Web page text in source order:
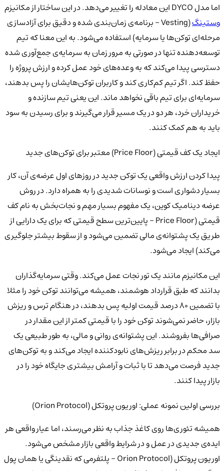
اما مدل DYCO این معادله را تغییر می‌دهد. در این ساختار از مکانیزم
وستینگ
(Vesting - برنامه‌ی زمان‌بندی شده و دقیق برای آزادسازی
مرحله‌ای توکن‌ها یا سرمایه) استفاده می‌شود. به این معنا که تیم
توسعه‌دهنده تنها در صورتی به مرور زمان به سرمایه‌ی جمع‌آوری شده
دسترسی پیدا می‌کند که به وعده‌های خود عمل کرده و ارزش پروژه را
حفظ کند. اگر تیم کم‌کاری کند و کاربران توکن‌هایشان را پس بدهند،
سرمایه‌ای برای تیم باقی نخواهد ماند. این یعنی تیم سازنده و
خریداران خرد، هر دو در یک مسیر قرار می‌گیرند و برای رسیدن به سود
باید به هم کمک کنند.
ایجاد یک کف قیمتی (Price Floor) معتبر برای توکن‌های جدید
پیدا کردن ارزش واقعی یک توکن جدید در روزهای اول عرضه‌ی آن، کار
بسیار دشواری است و نوسانات شدیدی را به همراه دارد. در روش
عرضه دینامیک کوین، یک مفهوم بسیار مهم و نجات‌بخش به نام کف
قیمتی (Price Floor - پایین‌ترین سطح قیمتی که برای یک دارایی از
طریق یک پشتوانه‌ی مالی تضمین می‌شود و از سقوط بیشتر جلوگیری
می‌کند) ایجاد می‌شود.
این مکانیزم مانند یک تور نجات عمل می‌کند. وقتی سرمایه‌گذاران
بدانند که طبق قرارداد هوشمند، همیشه می‌توانند توکن خود را مثلا
با تضمین 80 درصد قیمت اولیه پس بدهند، در هنگام ترس و ریزش
بازار، حاضر نمی‌شوند توکن خود را با قیمتی کمتر از این مقدار در
صرافی‌ها بفروشند. این پشتوانه‌ی روانی و مالی، به طور طبیعی یک
سد محکم در برابر ریزش‌های نابودکننده ایجاد می‌کند و به توکن‌های
جدید فرصت می‌دهد تا با ثبات و آرامش بیشتری جایگاه خود را در
بازار پیدا کنند.
بررسی اولین نمونه عملی: اوریون پروتکل (Orion Protocol)
همیشه تئوری‌ها روی کاغذ جذاب به نظر می‌رسند، اما عیار واقعی هر
ایده‌ی جدیدی در عمل و در شرایط واقعی بازار مشخص می‌شود.
اوریون پروتکل (Orion Protocol - پلتفرمی که نقدینگی یا همان پول